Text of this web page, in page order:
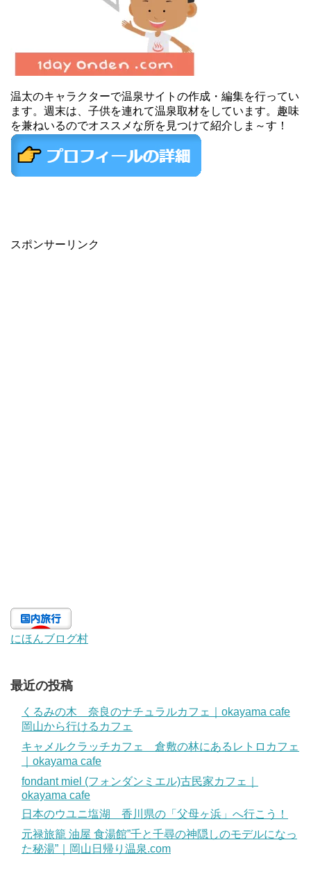
温太のキャラクターで温泉サイトの作成・編集を行ってい
ます。週末は、子供を連れて温泉取材をしています。趣味
を兼ねいるのでオススメな所を見つけて紹介しま～す！
スポンサーリンク
にほんブログ村
最近の投稿
くるみの木 奈良のナチュラルカフェ｜okayama cafe
岡山から行けるカフェ
キャメルクラッチカフェ 倉敷の林にあるレトロカフェ
｜okayama cafe
fondant miel (フォンダンミエル)古民家カフェ｜
okayama cafe
日本のウユニ塩湖 香川県の「父母ヶ浜」へ行こう！
元禄旅籠 油屋 食湯館”千と千尋の神隠しのモデルになっ
た秘湯”｜岡山日帰り温泉.com